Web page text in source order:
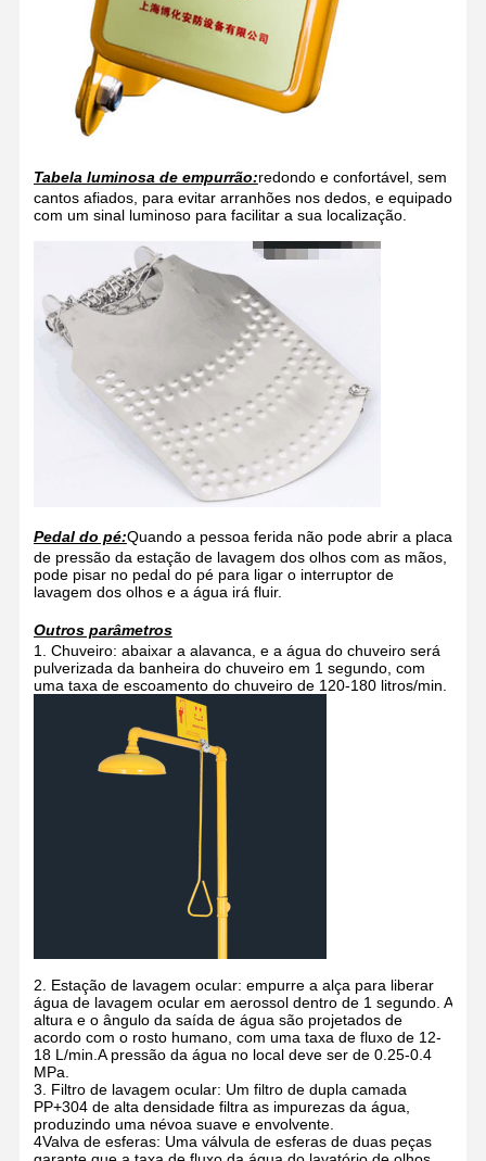
Tabela luminosa de empurrão:redondo e confortável, sem
cantos afiados, para evitar arranhões nos dedos, e equipado
com um sinal luminoso para facilitar a sua localização.
Pedal do pé:Quando a pessoa ferida não pode abrir a placa
de pressão da estação de lavagem dos olhos com as mãos,
pode pisar no pedal do pé para ligar o interruptor de
lavagem dos olhos e a água irá fluir.
Outros parâmetros
1. Chuveiro: abaixar a alavanca, e a água do chuveiro será
pulverizada da banheira do chuveiro em 1 segundo, com
uma taxa de escoamento do chuveiro de 120-180 litros/min.
2. Estação de lavagem ocular: empurre a alça para liberar
água de lavagem ocular em aerossol dentro de 1 segundo. A
altura e o ângulo da saída de água são projetados de
acordo com o rosto humano, com uma taxa de fluxo de 12-
18 L/min.A pressão da água no local deve ser de 0.25-0.4
MPa.
3. Filtro de lavagem ocular: Um filtro de dupla camada
PP+304 de alta densidade filtra as impurezas da água,
produzindo uma névoa suave e envolvente.
4Valva de esferas: Uma válvula de esferas de duas peças